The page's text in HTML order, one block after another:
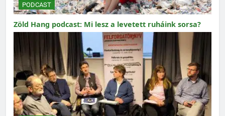
PODCAST
Zöld Hang podcast: Mi lesz a levetett ruháink sorsa?